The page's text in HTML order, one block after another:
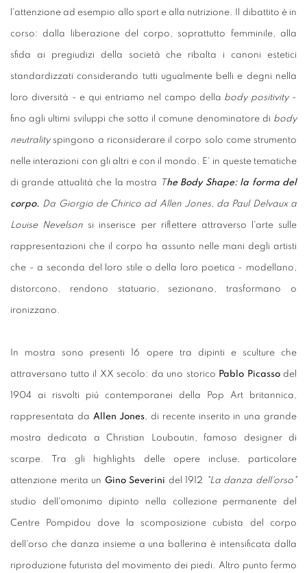
l'attenzione ad esempio allo sport e alla nutrizione. Il dibattito è in
corso: dalla liberazione del corpo, soprattutto femminile, alla
sfida ai pregiudizi della società che ribalta i canoni estetici
standardizzati considerando tutti ugualmente belli e degni nella
loro diversità - e qui entriamo nel campo della body positivity-
fino agli ultimi sviluppi che sotto il comune denominatore di body
neutralityspingono a riconsiderare il corpo solo come strumento
nelle interazioni con gli altri e con il mondo. E' in queste tematiche
di grande attualità che la mostra T he Body Shape: la forma del
corpo. Da Giorgio de Chirico ad Allen Jones, da Paul Delvaux a
Louise Nevelson si inserisce per riflettere attraverso l'arte sulle
rappresentazioni che il corpo ha assunto nelle mani degli artisti
che - a seconda del loro stile o della loro poetica - modellano,
distorcono, rendono statuario, sezionano, trasformano o
ironizzano.
In mostra sono presenti 16 opere tra dipinti e sculture che
attraversano tutto il XX secolo: da uno storico Pablo Picassodel
1904 ai risvolti più contemporanei della Pop Art britannica,
rappresentata da Allen Jones, di recente inserito in una grande
mostra dedicata a Christian Louboutin, famoso designer di
scarpe. Tra gli highlights delle opere incluse, particolare
attenzione merita un Gino Severini del 1912 "La danza dell'orso"
studio dell'omonimo dipinto nella collezione permanente del
Centre Pompidou dove la scomposizione cubista del corpo
dell'orso che danza insieme a una ballerina è intensificata dalla
riproduzione futurista del movimento dei piedi. Altro punto fermo